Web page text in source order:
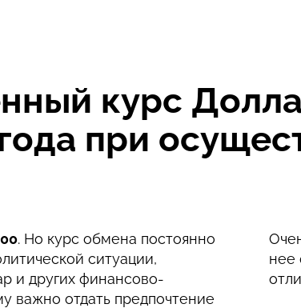
курс
года при
. Но курс обмена постоянно
ситуации,
и других финансово-
важно отдать предпочтение
нее